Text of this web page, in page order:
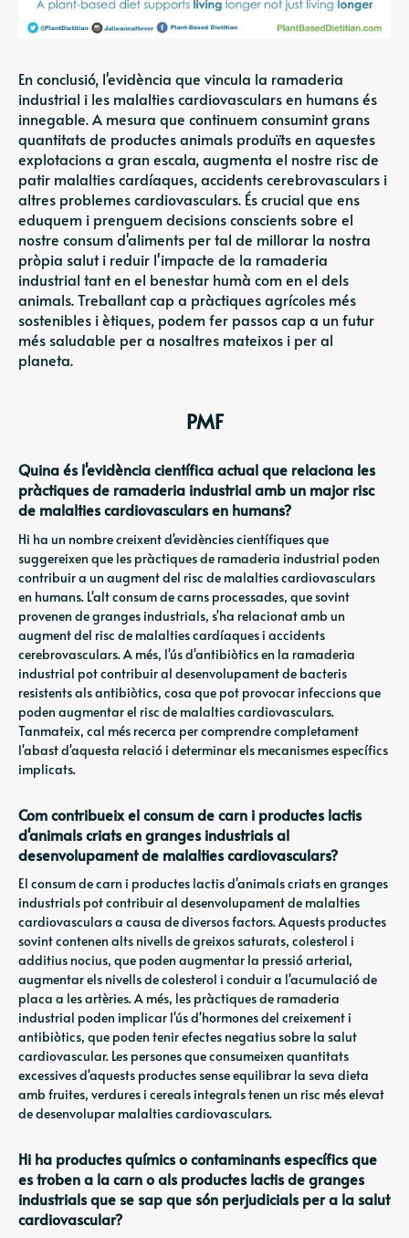
En conclusió, l'evidència que vincula la ramaderia
industrial i les malalties cardiovasculars en humans és
innegable. A mesura que continuem consumint grans
quantitats de productes animals produïts en aquestes
explotacions a gran escala, augmenta el nostre risc de
patir malalties cardíaques, accidents cerebrovasculars i
altres problemes cardiovasculars. És crucial que ens
eduquem i prenguem decisions conscients sobre el
nostre consum d'aliments per tal de millorar la nostra
pròpia salut i reduir l'impacte de la ramaderia
industrial tant en el benestar humà com en el dels
animals. Treballant cap a pràctiques agrícoles més
sostenibles i ètiques, podem fer passos cap a un futur
més saludable per a nosaltres mateixos i per al
planeta.
PMF
Quina és l'evidència científica actual que relaciona les
pràctiques de ramaderia industrial amb un major risc
de malalties cardiovasculars en humans?
Hi ha un nombre creixent d'evidències científiques que
suggereixen que les pràctiques de ramaderia industrial poden
contribuir a un augment del risc de malalties cardiovasculars
en humans. L'alt consum de carns processades, que sovint
provenen de granges industrials, s'ha relacionat amb un
augment del risc de malalties cardíaques i accidents
cerebrovasculars. A més, l'ús d'antibiòtics en la ramaderia
industrial pot contribuir al desenvolupament de bacteris
resistents als antibiòtics, cosa que pot provocar infeccions que
poden augmentar el risc de malalties cardiovasculars.
Tanmateix, cal més recerca per comprendre completament
l'abast d'aquesta relació i determinar els mecanismes específics
implicats.
Com contribueix el consum de carn i productes lactis
d'animals criats en granges industrials al
desenvolupament de malalties cardiovasculars?
El consum de carn i productes lactis d'animals criats en granges
industrials pot contribuir al desenvolupament de malalties
cardiovasculars a causa de diversos factors. Aquests productes
sovint contenen alts nivells de greixos saturats, colesterol i
additius nocius, que poden augmentar la pressió arterial,
augmentar els nivells de colesterol i conduir a l'acumulació de
placa a les artèries. A més, les pràctiques de ramaderia
industrial poden implicar l'ús d'hormones del creixement i
antibiòtics, que poden tenir efectes negatius sobre la salut
cardiovascular. Les persones que consumeixen quantitats
excessives d'aquests productes sense equilibrar la seva dieta
amb fruites, verdures i cereals integrals tenen un risc més elevat
de desenvolupar malalties cardiovasculars.
Hi ha productes químics o contaminants específics que
es troben a la carn o als productes lactis de granges
industrials que se sap que són perjudicials per a la salut
cardiovascular?